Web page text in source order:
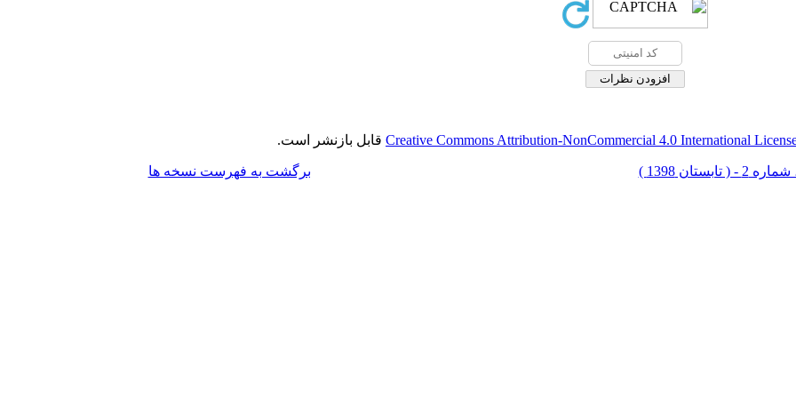
Creative Commons Attribution-NonCommercial 4.0 International قابل بازنشر است.
برگشت به فهرست نسخه ها